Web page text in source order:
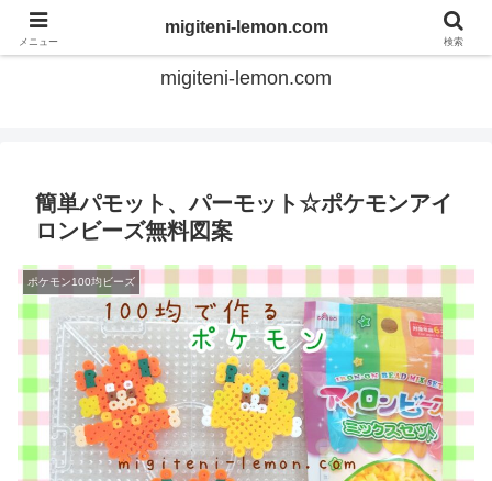
てのひらアイロンビーズ
migiteni-lemon.com
簡単パモット、パーモット☆ポケモンアイ
ロンビーズ無料図案
ポケモン100均ビーズ
メニュー
migiteni-lemon.com
検索